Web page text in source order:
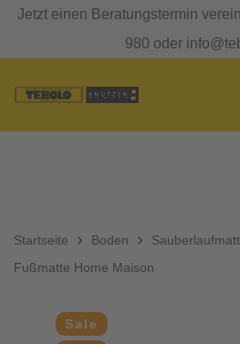
Jetzt einen Beratungstermin
980 oder
Startseite Boden
Fußmatte Home Maison
Sale